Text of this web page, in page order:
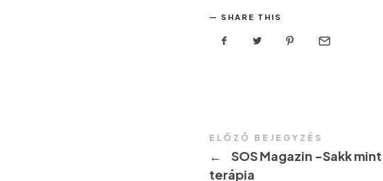
SHARE THIS
ELŐZŐ BEJEGYZÉS
←
SOS Magazin -Sakk mint
terápia